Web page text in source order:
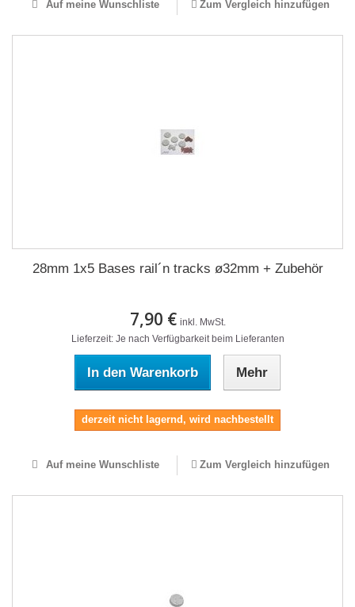
Auf meine Wunschliste Zum Vergleich hinzufügen
28mm 1x5 Bases rail´n tracks ø32mm + Zubehör
7,90 € inkl. MwSt.
Lieferzeit: Je nach Verfügbarkeit beim Lieferanten
In den Warenkorb Mehr
derzeit nicht lagernd, wird nachbestellt
Auf meine Wunschliste Zum Vergleich hinzufügen